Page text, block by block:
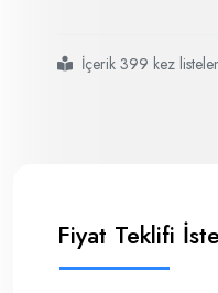
#pamas ols4031 online
#standart partikül sayacı
#
#kaplamalı çelikten
#
#
#muhafazayı korozif
İçerik 399 kez
Fiyat Teklifi